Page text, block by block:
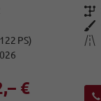
Getriebe
Außenfarbe
PS) Kilometerstand
€